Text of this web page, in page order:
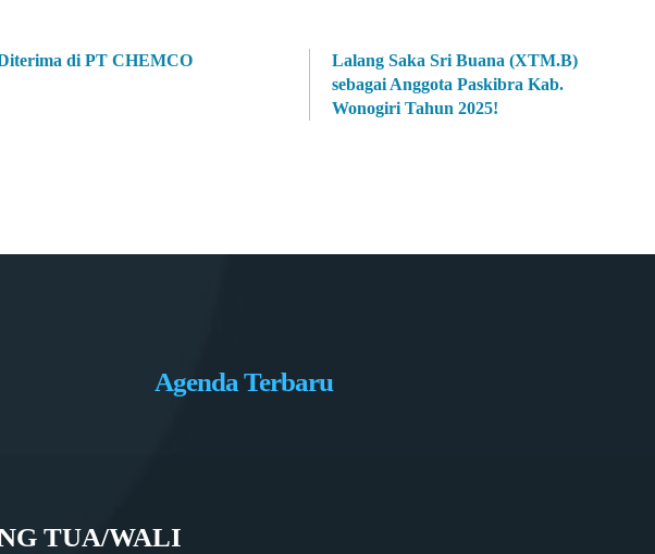
di PT CHEMCO
Lalang Saka Sri Buana (XTM.B)
sebagai Anggota Paskibra Kab.
Wonogiri Tahun 2025!
Agenda Terbaru
TUA/WALI